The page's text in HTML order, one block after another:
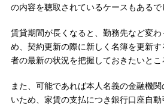
の内容を聴取されているケースもあるで
賃貸期間が長くなると、勤務先など変
め、契約更新の際に新しく名簿を更新
者の最新の状況を把握しておきたいとこ
また、可能であれば本人名義の金融機
いため、家賃の支払につき銀行口座自